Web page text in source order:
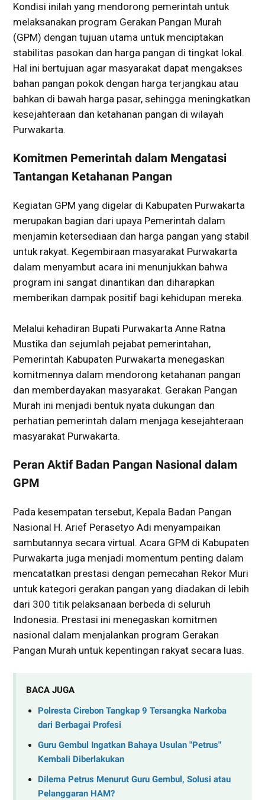
Kondisi inilah yang mendorong pemerintah untuk
melaksanakan program Gerakan Pangan Murah
(GPM) dengan tujuan utama untuk menciptakan
stabilitas pasokan dan harga pangan di tingkat lokal.
Hal ini bertujuan agar masyarakat dapat mengakses
bahan pangan pokok dengan harga terjangkau atau
bahkan di bawah harga pasar, sehingga meningkatkan
kesejahteraan dan ketahanan pangan di wilayah
Purwakarta.
Komitmen Pemerintah dalam Mengatasi
Tantangan Ketahanan Pangan
Kegiatan GPM yang digelar di Kabupaten Purwakarta
merupakan bagian dari upaya Pemerintah dalam
menjamin ketersediaan dan harga pangan yang stabil
untuk rakyat. Kegembiraan masyarakat Purwakarta
dalam menyambut acara ini menunjukkan bahwa
program ini sangat dinantikan dan diharapkan
memberikan dampak positif bagi kehidupan mereka.
Melalui kehadiran Bupati Purwakarta Anne Ratna
Mustika dan sejumlah pejabat pemerintahan,
Pemerintah Kabupaten Purwakarta menegaskan
komitmennya dalam mendorong ketahanan pangan
dan memberdayakan masyarakat. Gerakan Pangan
Murah ini menjadi bentuk nyata dukungan dan
perhatian pemerintah dalam menjaga kesejahteraan
masyarakat Purwakarta.
Peran Aktif Badan Pangan Nasional dalam
GPM
Pada kesempatan tersebut, Kepala Badan Pangan
Nasional H. Arief Perasetyo Adi menyampaikan
sambutannya secara virtual. Acara GPM di Kabupaten
Purwakarta juga menjadi momentum penting dalam
mencatatkan prestasi dengan pemecahan Rekor Muri
untuk kategori gerakan pangan yang diadakan di lebih
dari 300 titik pelaksanaan berbeda di seluruh
Indonesia. Prestasi ini menegaskan komitmen
nasional dalam menjalankan program Gerakan
Pangan Murah untuk kepentingan rakyat secara luas.
BACA JUGA
Polresta Cirebon Tangkap 9 Tersangka Narkoba
dari Berbagai Profesi
Guru Gembul Ingatkan Bahaya Usulan "Petrus"
Kembali Diberlakukan
Dilema Petrus Menurut Guru Gembul, Solusi atau
Pelanggaran HAM?